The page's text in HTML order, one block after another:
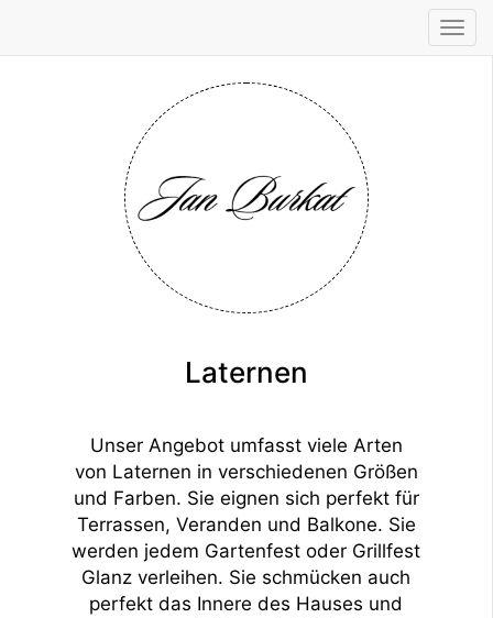
Laternen
Unser Angebot umfasst viele Arten
von Laternen in verschiedenen Größen
und Farben. Sie eignen sich perfekt für
Terrassen, Veranden und Balkone. Sie
werden jedem Gartenfest oder Grillfest
Glanz verleihen. Sie schmücken auch
perfekt das Innere des Hauses und